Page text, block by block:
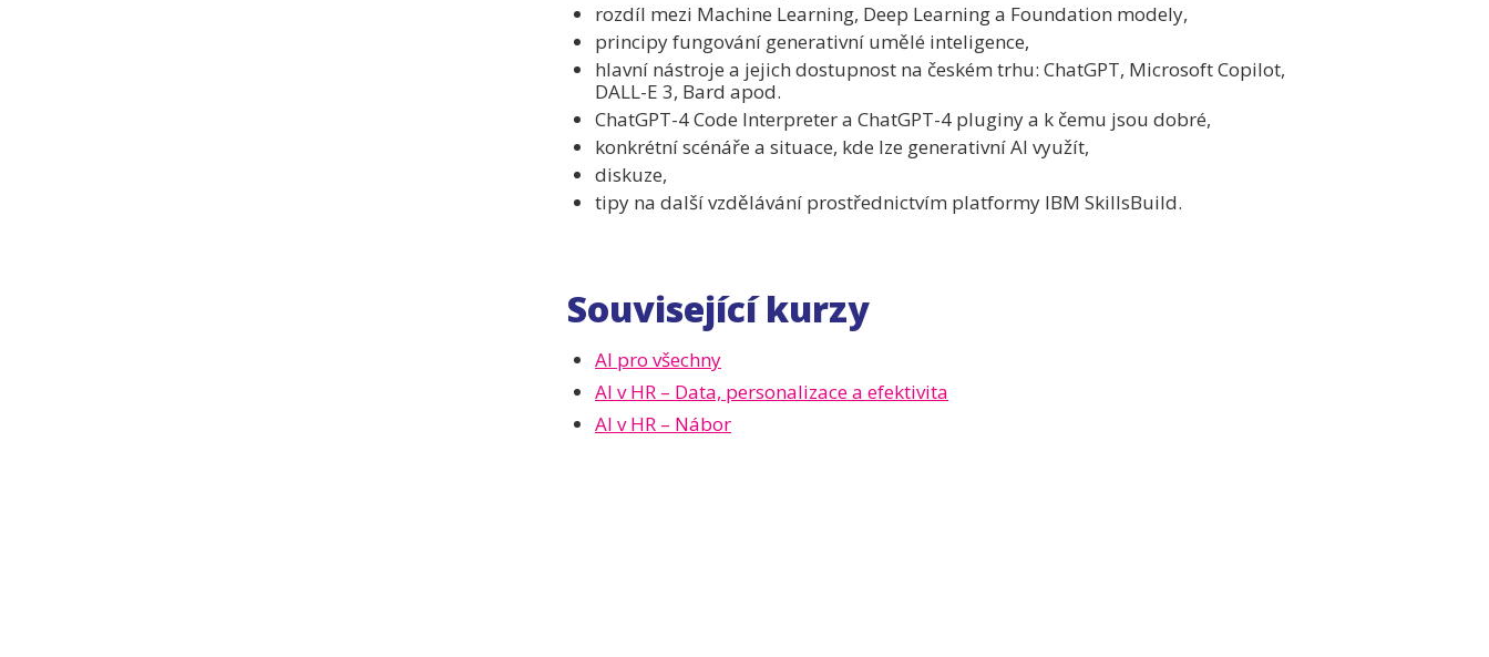
rozdíl mezi Machine Learning, Deep Learning a Foundation modely,
principy fungování generativní umělé inteligence,
hlavní nástroje a jejich dostupnost na českém trhu: ChatGPT, Microsoft Copilot,
DALL-E 3, Bard apod.
ChatGPT-4 Code Interpreter a ChatGPT-4 pluginy a k čemu jsou dobré,
konkrétní scénáře a situace, kde lze generativní AI využít,
diskuze,
tipy na další vzdělávání prostřednictvím platformy IBM SkillsBuild.
Související kurzy
AI pro všechny
AI v HR – Data, personalizace a efektivita
AI v HR – Nábor